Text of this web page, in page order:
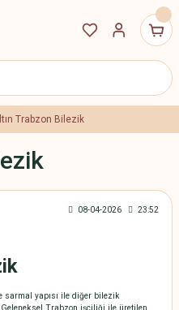
Trabzon Bilezik
08-04-2026 23:52
sarmal yapısı ile diğer bilezik